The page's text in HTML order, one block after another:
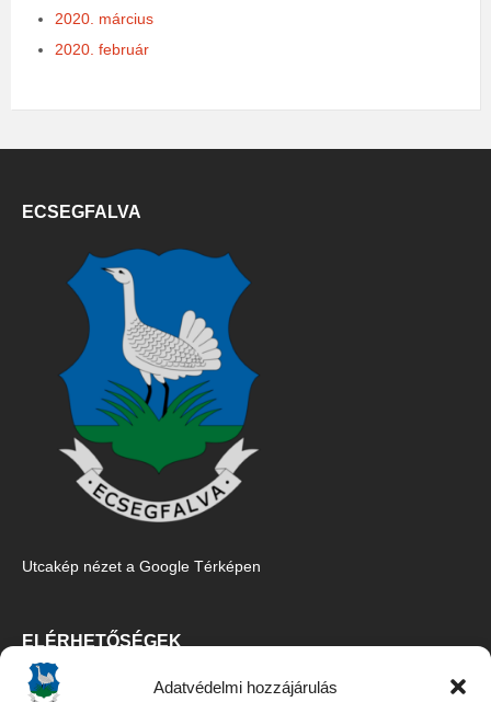
Adatvédelmi hozzájárulás
2020. március
2020. február
ECSEGFALVA
Utcakép nézet a Google Térképen
ELÉRHETŐSÉGEK
Ecsegfalva Község Önkormányzata